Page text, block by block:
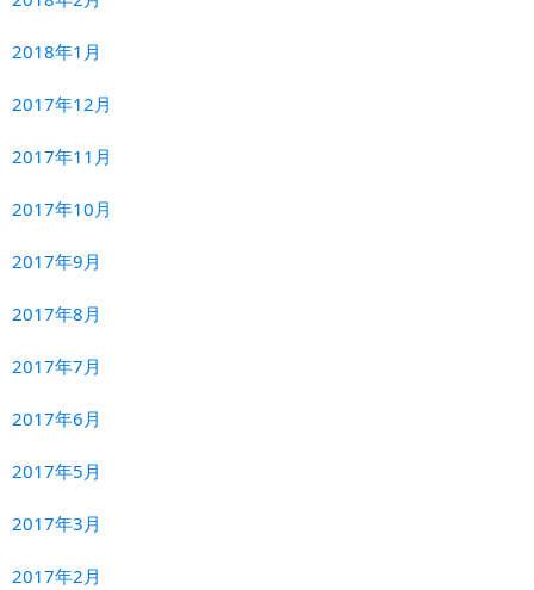
2018年1月
2017年12月
2017年11月
2017年10月
2017年9月
2017年8月
2017年7月
2017年6月
2017年5月
2017年3月
2017年2月